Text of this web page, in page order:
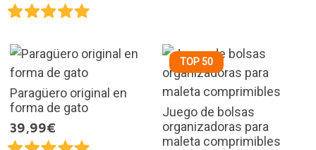
Paragüero original en
forma de gato
39,99€
TOP 50
Juego de bolsas
organizadoras para
maleta comprimibles